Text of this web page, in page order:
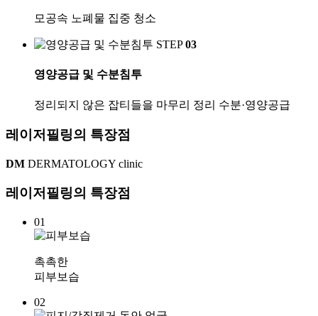
모공속 노폐물 집중 청소
STEP03
영양공급 및 수분침투
정리되지 않은 잡티들을 마무리 정리 수분·영양공급
레이저필링의 특장점
DM DERMATOLOGY clinic
레이저필링의 특장점
01
촉촉한
피부보습
02